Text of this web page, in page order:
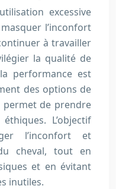
excessive
l’inconfort
à travailler
la qualité de
performance est
des options de
permet de prendre
L’objectif
l’inconfort et
cheval, tout en
et en évitant
inutiles.